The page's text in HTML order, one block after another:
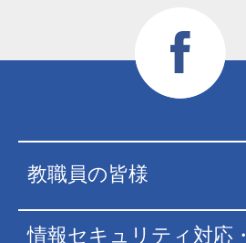
教職員の皆様
情報セキュリティ対応・